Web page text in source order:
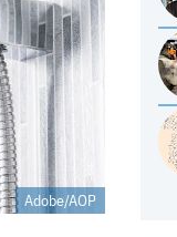
Adobe/AOP